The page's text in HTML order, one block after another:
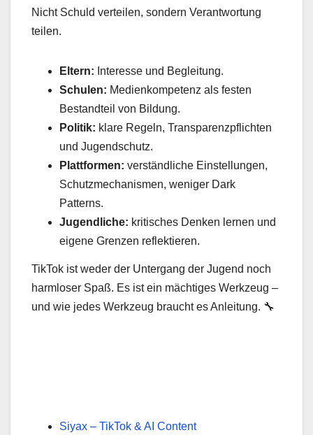
Nicht Schuld verteilen, sondern Verantwortung
teilen.
Eltern: Interesse und Begleitung.
Schulen: Medienkompetenz als festen
Bestandteil von Bildung.
Politik: klare Regeln, Transparenzpflichten
und Jugendschutz.
Plattformen: verständliche Einstellungen,
Schutzmechanismen, weniger Dark
Patterns.
Jugendliche: kritisches Denken lernen und
eigene Grenzen reflektieren.
TikTok ist weder der Untergang der Jugend noch
harmloser Spaß. Es ist ein mächtiges Werkzeug –
und wie jedes Werkzeug braucht es Anleitung. 🔧
Siyax – TikTok & AI Content